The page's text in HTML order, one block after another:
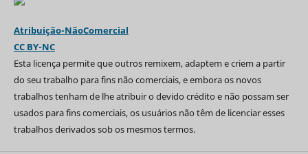
Atribuição-NãoComercial
CC BY-NC
Esta licença permite que outros remixem, adaptem e criem a partir
do seu trabalho para fins não comerciais, e embora os novos
trabalhos tenham de lhe atribuir o devido crédito e não possam ser
usados para fins comerciais, os usuários não têm de licenciar esses
trabalhos derivados sob os mesmos termos.